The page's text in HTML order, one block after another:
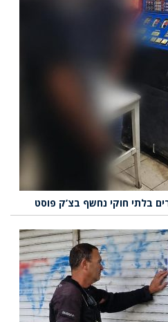
בלתי חוקי נחשף בצ’ק פוסט